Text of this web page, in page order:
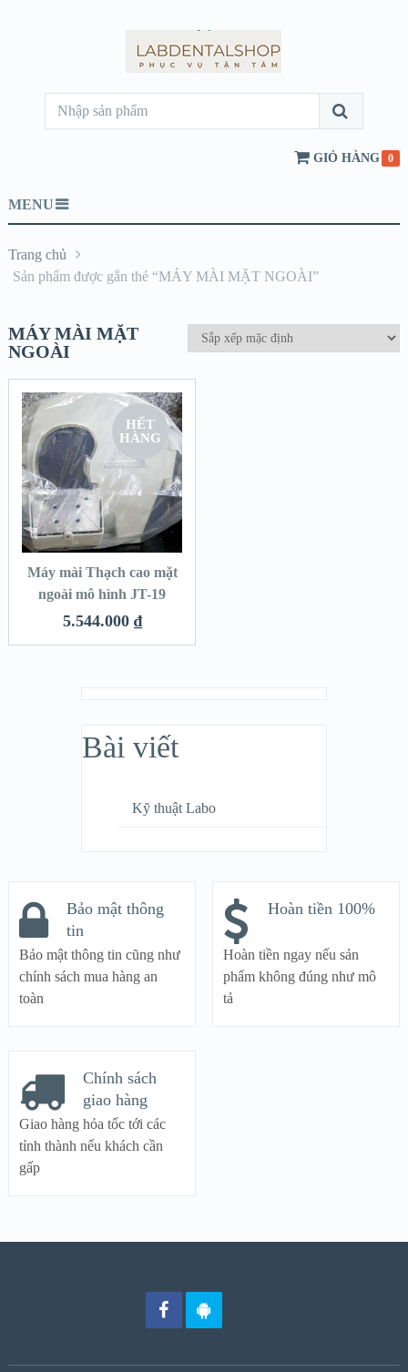
GIỎ HÀNG 0
MENU
Trang chủ
Sản phẩm được gắn thẻ “MÁY MÀI MẶT NGOÀI”
MÁY MÀI MẶT
NGOÀI
HẾT
HÀNG
Máy mài Thạch cao mặt
ngoài mô hình JT-19
5.544.000 ₫
Bài viết
Kỹ thuật Labo
Bảo mật thông
tin
Bảo mật thông tin cũng như
chính sách mua hàng an
toàn
Hoàn tiền 100%
Hoàn tiền ngay nếu sản
phẩm không đúng như mô
tả
Chính sách
giao hàng
Giao hàng hỏa tốc tới các
tỉnh thành nếu khách cần
gấp